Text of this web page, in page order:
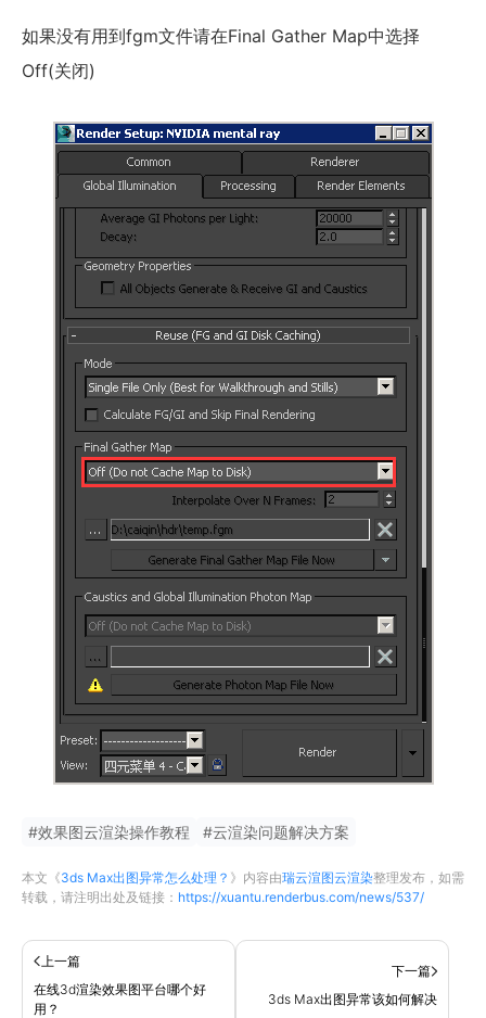
如果没有用到fgm文件请在Final Gather Map中选择
Off(关闭)
#效果图云渲染操作教程 #云渲染问题解决方案
本文《3ds Max出图异常怎么处理？ 》内容由瑞云渲图云渲染整理发布，如需
转载，请注明出处及链接： https://xuantu.renderbus.com/news/537/
上一篇
在线3d渲染效果图平台哪个好
用？
下一篇
3ds Max出图异常该如何解决